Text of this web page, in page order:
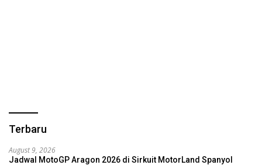
Terbaru
August 9, 2026
Jadwal MotoGP Aragon 2026 di Sirkuit MotorLand Spanyol